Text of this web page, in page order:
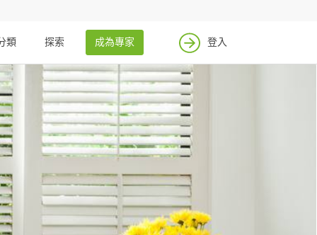
類 探索 成為專家 登入